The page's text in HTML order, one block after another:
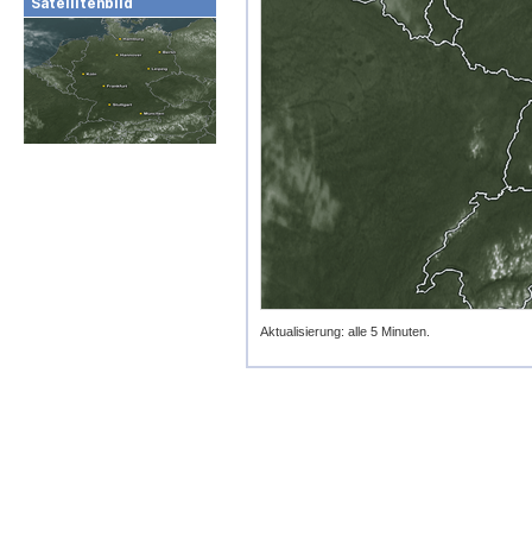
Satellitenbild
Aktualisierung: alle 5 Minuten.